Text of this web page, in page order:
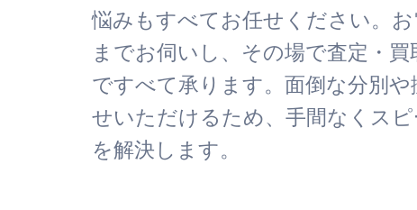
悩みもすべてお任せください。
までお伺いし、その場で査定・買
ですべて承ります。面倒な分別
せいただけるため、手間なくス
を解決します。